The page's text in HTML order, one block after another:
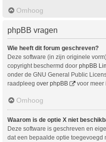
Omhoog
phpBB vragen
Wie heeft dit forum geschreven?
Deze software (in zijn originele
copyright beschermd door phpBB
onder de GNU General Public
raadpleeg over phpBB voor meer
Omhoog
Waarom is de optie X niet
Deze software is geschreven en
dat een bepaalde optie toegevoegd